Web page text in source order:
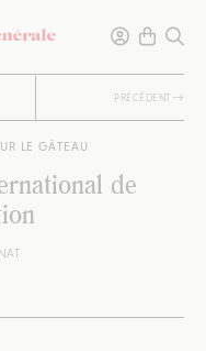
PRÉCÉDENT
LE GÂTEAU
de